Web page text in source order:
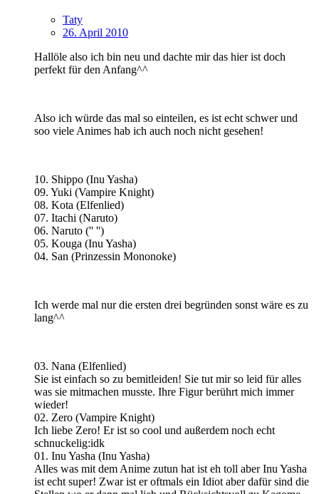
Taty
26. April 2010
Hallöle also ich bin neu und dachte mir das hier ist doch
perfekt für den Anfang^^
Also ich würde das mal so einteilen, es ist echt schwer und
soo viele Animes hab ich auch noch nicht gesehen!
10. Shippo (Inu Yasha)
09. Yuki (Vampire Knight)
08. Kota (Elfenlied)
07. Itachi (Naruto)
06. Naruto ('' '')
05. Kouga (Inu Yasha)
04. San (Prinzessin Mononoke)
Ich werde mal nur die ersten drei begründen sonst wäre es zu
lang^^
03. Nana (Elfenlied)
Sie ist einfach so zu bemitleiden! Sie tut mir so leid für alles
was sie mitmachen musste. Ihre Figur berührt mich immer
wieder!
02. Zero (Vampire Knight)
Ich liebe Zero! Er ist so cool und außerdem noch echt
schnuckelig:idk
01. Inu Yasha (Inu Yasha)
Alles was mit dem Anime zutun hat ist eh toll aber Inu Yasha
ist echt super! Zwar ist er oftmals ein Idiot aber dafür sind die